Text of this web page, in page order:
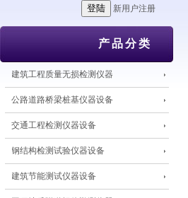
新用户注册
产品分类
建筑工程质量无损检测仪器
公路道路桥梁桩基仪器设备
交通工程检测仪器设备
钢结构检测试验仪器设备
建筑节能测试仪器设备